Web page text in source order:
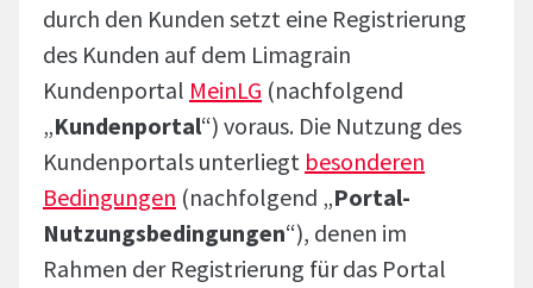
durch den Kunden setzt eine Registrierung
des Kunden auf dem Limagrain
Kundenportal MeinLG (nachfolgend
„Kundenportal“) voraus. Die Nutzung des
Kundenportals unterliegt besonderen
Bedingungen (nachfolgend „Portal-
Nutzungsbedingungen“), denen im
Rahmen der Registrierung für das Portal